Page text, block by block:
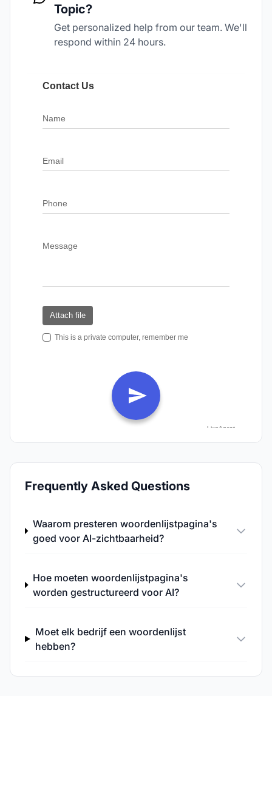
Topic?
Get personalized help from our team. We'll
respond within 24 hours.
Frequently Asked Questions
Waarom presteren woordenlijstpagina's
goed voor AI-zichtbaarheid?
Hoe moeten woordenlijstpagina's
worden gestructureerd voor AI?
Moet elk bedrijf een woordenlijst
hebben?